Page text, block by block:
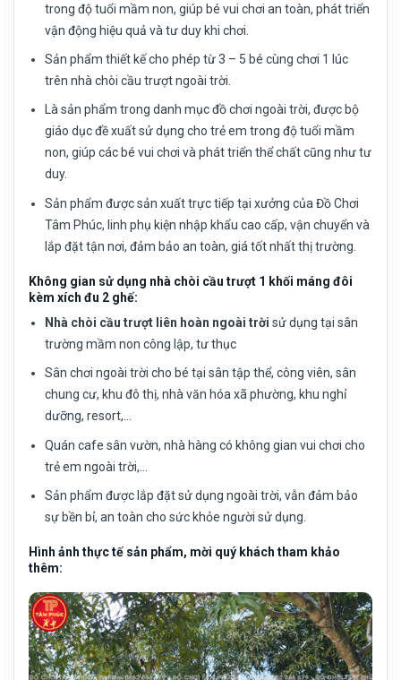
trong độ tuổi mầm non, giúp bé vui chơi an toàn, phát triển
vận động hiệu quả và tư duy khi chơi.
Sản phẩm thiết kế cho phép từ 3 – 5 bé cùng chơi 1 lúc
trên nhà chòi cầu trượt ngoài trời.
Là sản phẩm trong danh mục đồ chơi ngoài trời, được bộ
giáo dục đề xuất sử dụng cho trẻ em trong độ tuổi mầm
non, giúp các bé vui chơi và phát triển thể chất cũng như tư
duy.
Sản phẩm được sản xuất trực tiếp tại xưởng của Đồ Chơi
Tâm Phúc, linh phụ kiện nhập khẩu cao cấp, vận chuyển và
lắp đặt tận nơi, đảm bảo an toàn, giá tốt nhất thị trường.
Không gian sử dụng nhà chòi cầu trượt 1 khối máng đôi
kèm xích đu 2 ghế:
Nhà chòi cầu trượt liên hoàn ngoài trời sử dụng tại sân
trường mầm non công lập, tư thục
Sân chơi ngoài trời cho bé tại sân tập thể, công viên, sân
chung cư, khu đô thị, nhà văn hóa xã phường, khu nghỉ
dưỡng, resort,…
Quán cafe sân vườn, nhà hàng có không gian vui chơi cho
trẻ em ngoài trời,…
Sản phẩm được lắp đặt sử dụng ngoài trời, vẫn đảm bảo
sự bền bỉ, an toàn cho sức khỏe người sử dụng.
Hình ảnh thực tế sản phẩm, mời quý khách tham khảo
thêm: